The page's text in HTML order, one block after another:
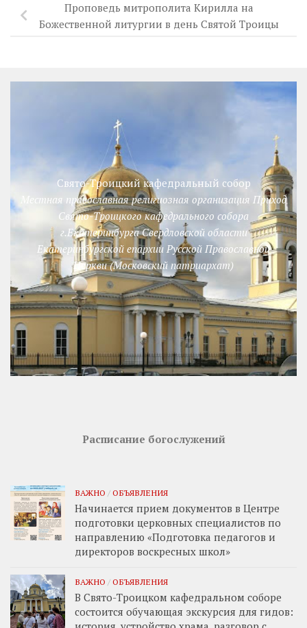
Проповедь митрополита Кирилла на
Божественной литургии в день Святой Троицы
Свято-Троицкий кафедральный собор
Местная православная религиозная организация Приход
Свято-Троицкого кафедрального собора
г.Екатеринбурга Свердловской области
Екатеринбургской епархии Русской Православной
Церкви (Московский патриархат)
Расписание богослужений
ВАЖНО / ОБЪЯВЛЕНИЯ
Начинается прием документов в Центре
подготовки церковных специалистов по
направлению «Подготовка педагогов и
директоров воскресных школ»
ВАЖНО / ОБЪЯВЛЕНИЯ
В Свято-Троицком кафедральном соборе
состоится обучающая экскурсия для гидов: